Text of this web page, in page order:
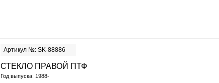
Артикул №: SK-88886
СТЕКЛО ПРАВОЙ ПТФ
Год выпуска: 1988-